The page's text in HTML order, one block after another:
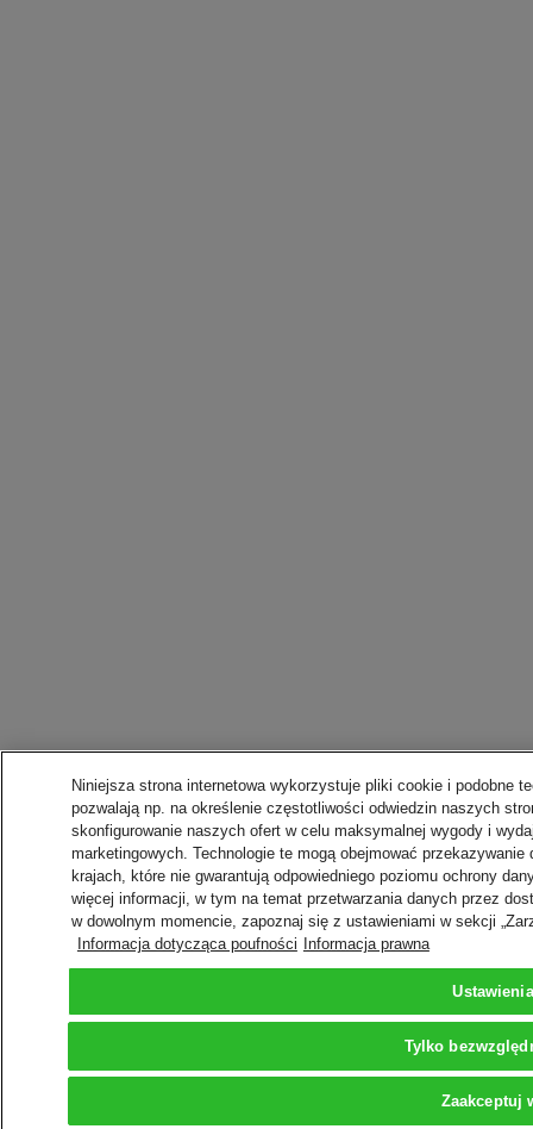
Niniejsza strona internetowa wykorzystuje pliki cookie i podobne
pozwalają np. na określenie częstotliwości odwiedzin naszych
skonfigurowanie naszych ofert w celu maksymalnej wygody i
marketingowych. Technologie te mogą obejmować
krajach, które nie gwarantują odpowiedniego poziomu ochrony
więcej informacji, w tym na temat przetwarzania danych przez
w dowolnym momencie, zapoznaj się z ustawieniami w sekcji
Informacja dotycząca poufności
Informacja prawna
Tylko
Zaakceptuj